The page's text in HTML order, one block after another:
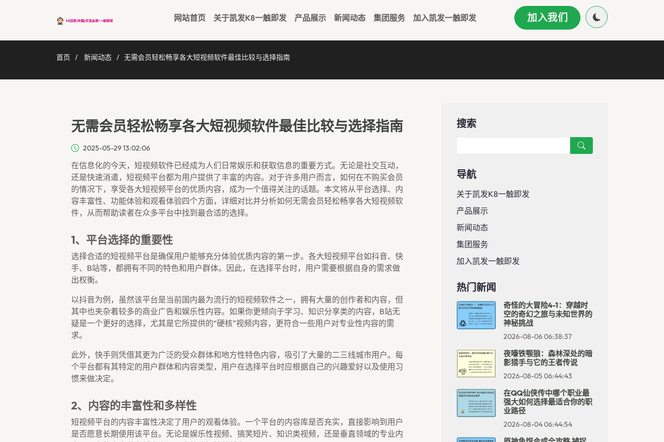
网站首页 关于凯发k8一触即发 产品展示 新闻动态 集团服务 加入凯发一触即发 加入我们
首页 新闻动态 无需会员轻松畅享各大短视频软件最佳比较与选择指南
无需会员轻松畅享各大短视频软件最佳比较与选择指南
2025-05-29 13:02:06
在信息化的今天，短视频软件已经成为人们日常娱乐和获取信息的重要方式。无论是社交互动，
还是快速消遣，短视频平台都为用户提供了丰富的内容。对于许多用户而言，如何在不购买会员
的情况下，享受各大短视频平台的优质内容，成为一个值得关注的话题。本文将从平台选择、内
容丰富性、功能体验和观看体验四个方面，详细对比并分析如何无需会员轻松畅享各大短视频软
件，从而帮助读者在众多平台中找到最合适的选择。
1、平台选择的重要性
选择合适的短视频平台是确保用户能够充分体验优质内容的第一步。各大短视频平台如抖音、快
手、B站等，都拥有不同的特色和用户群体。因此，在选择平台时，用户需要根据自身的需求做
出权衡。
以抖音为例，虽然该平台是当前国内最为流行的短视频软件之一，拥有大量的创作者和内容，但
其中也夹杂着较多的商业广告和娱乐性内容。如果你更倾向于学习、知识分享类的内容，B站无
疑是一个更好的选择，尤其是它所提供的“硬核”视频内容，更符合一些用户对专业性内容的需
求。
此外，快手则凭借其更为广泛的受众群体和地方性特色内容，吸引了大量的二三线城市用户。每
个平台都有其特定的用户群体和内容类型，用户在选择平台时应根据自己的兴趣爱好以及使用习
惯来做决定。
2、内容的丰富性和多样性
短视频平台的内容丰富性决定了用户的观看体验。一个平台的内容库是否充实，直接影响到用户
是否愿意长期使用该平台。无论是娱乐性视频、搞笑短片、知识类视频，还是垂直领域的专业内
搜索
导航
关于凯发k8一触即发
产品展示
新闻动态
集团服务
加入凯发一触即发
热门新闻
奇怪的大冒险4-1：穿越时
空的奇幻之旅与未知世界的
神秘挑战
2026-08-06 06:38:37
夜嚎铁颚狼：森林深处的暗
影猎手与它的王者传说
2026-08-05 06:44:43
在QQ仙侠传中哪个职业最
强大如何选择最适合你的职
业路径
2026-08-04 06:44:54